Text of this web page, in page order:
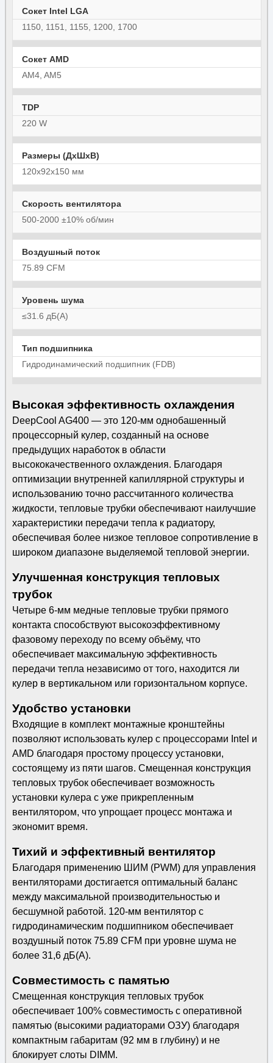
Сокет Intel LGA
1150, 1151, 1155, 1200, 1700
Сокет AMD
AM4, AM5
TDP
220 W
Размеры (ДхШхВ)
120х92х150 мм
Скорость вентилятора
500-2000 ±10% об/мин
Воздушный поток
75.89 CFM
Уровень шума
≤31.6 дБ(А)
Тип подшипника
Гидродинамический подшипник (FDB)
Высокая эффективность охлаждения
DeepCool AG400 — это 120-мм однобашенный
процессорный кулер, созданный на основе
предыдущих наработок в области
высококачественного охлаждения. Благодаря
оптимизации внутренней капиллярной структуры и
использованию точно рассчитанного количества
жидкости, тепловые трубки обеспечивают наилучшие
характеристики передачи тепла к радиатору,
обеспечивая более низкое тепловое сопротивление в
широком диапазоне выделяемой тепловой энергии.
Улучшенная конструкция тепловых
трубок
Четыре 6-мм медные тепловые трубки прямого
контакта способствуют высокоэффективному
фазовому переходу по всему объёму, что
обеспечивает максимальную эффективность
передачи тепла независимо от того, находится ли
кулер в вертикальном или горизонтальном корпусе.
Удобство установки
Входящие в комплект монтажные кронштейны
позволяют использовать кулер с процессорами Intel и
AMD благодаря простому процессу установки,
состоящему из пяти шагов. Смещенная конструкция
тепловых трубок обеспечивает возможность
установки кулера с уже прикрепленным
вентилятором, что упрощает процесс монтажа и
экономит время.
Тихий и эффективный вентилятор
Благодаря применению ШИМ (PWM) для управления
вентиляторами достигается оптимальный баланс
между максимальной производительностью и
бесшумной работой. 120-мм вентилятор с
гидродинамическим подшипником обеспечивает
воздушный поток 75.89 CFM при уровне шума не
более 31,6 дБ(А).
Совместимость с памятью
Смещенная конструкция тепловых трубок
обеспечивает 100% совместимость с оперативной
памятью (высокими радиаторами ОЗУ) благодаря
компактным габаритам (92 мм в глубину) и не
блокирует слоты DIMM.